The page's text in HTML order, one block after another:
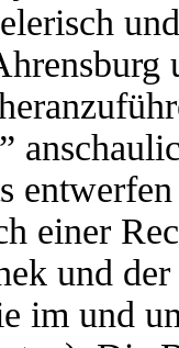
einer
und
im und